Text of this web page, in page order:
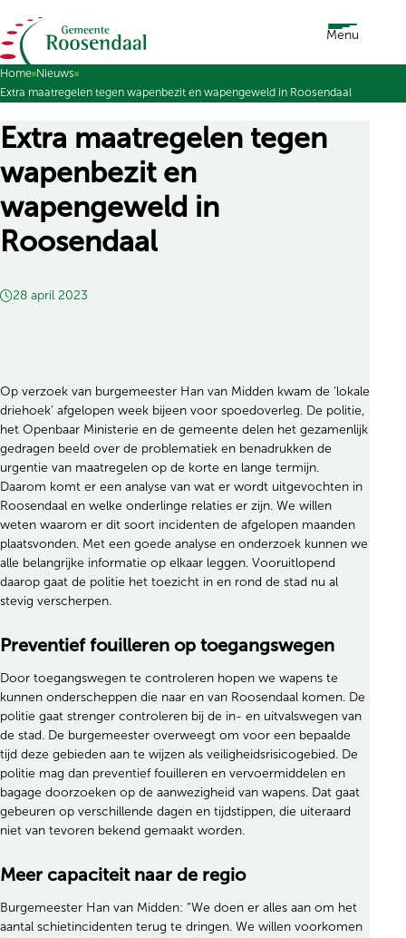
Ga naar de inhoud Menu
Home Nieuws
Extra maatregelen tegen wapenbezit en wapengeweld in Roosendaal
Extra maatregelen tegen
wapenbezit en
wapengeweld in
Roosendaal
28 april 2023
Op verzoek van burgemeester Han van Midden kwam de ‘lokale
driehoek’ afgelopen week bijeen voor spoedoverleg. De politie,
het Openbaar Ministerie en de gemeente delen het gezamenlijk
gedragen beeld over de problematiek en benadrukken de
urgentie van maatregelen op de korte en lange termijn.
Daarom komt er een analyse van wat er wordt uitgevochten in
Roosendaal en welke onderlinge relaties er zijn. We willen
weten waarom er dit soort incidenten de afgelopen maanden
plaatsvonden. Met een goede analyse en onderzoek kunnen we
alle belangrijke informatie op elkaar leggen. Vooruitlopend
daarop gaat de politie het toezicht in en rond de stad nu al
stevig verscherpen.
Preventief fouilleren op toegangswegen
Door toegangswegen te controleren hopen we wapens te
kunnen onderscheppen die naar en van Roosendaal komen. De
politie gaat strenger controleren bij de in- en uitvalswegen van
de stad. De burgemeester overweegt om voor een bepaalde
tijd deze gebieden aan te wijzen als veiligheidsrisicogebied. De
politie mag dan preventief fouilleren en vervoermiddelen en
bagage doorzoeken op de aanwezigheid van wapens. Dat gaat
gebeuren op verschillende dagen en tijdstippen, die uiteraard
niet van tevoren bekend gemaakt worden.
Meer capaciteit naar de regio
Burgemeester Han van Midden: “We doen er alles aan om het
aantal schietincidenten terug te dringen. We willen voorkomen